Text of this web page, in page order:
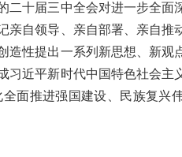
十届三中全会对进一步全面
自领导、亲自部署、亲自推
性提出一系列新思想、新观
近平新时代中国特色社会主
面推进强国建设、民族复兴